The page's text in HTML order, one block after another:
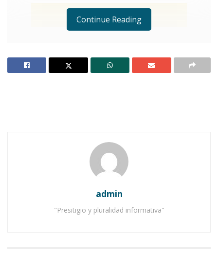
su partido
pero por el
Continue Reading
admin
"Presitigio y pluralidad informativa"